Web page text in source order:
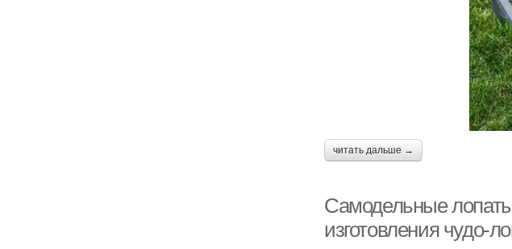
читать дальше →
Самодельные
изготовления чудо-